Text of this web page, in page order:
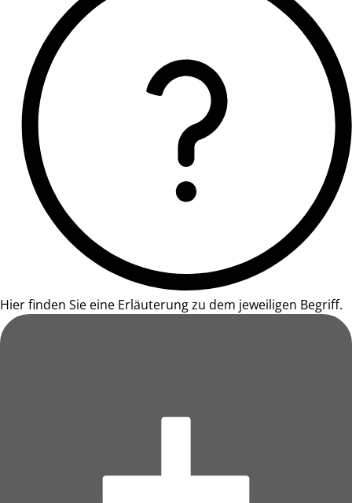
Hier finden Sie eine Erläuterung zu dem jeweiligen Begriff.